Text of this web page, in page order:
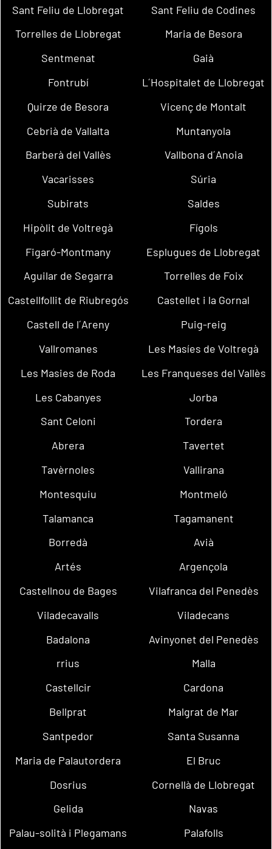
Sant Feliu de Llobregat
Sant Feliu de Codines
Torrelles de Llobregat
Maria de Besora
Sentmenat
Gaià
Fontrubí
L´Hospitalet de Llobregat
Quirze de Besora
Vicenç de Montalt
Cebrià de Vallalta
Muntanyola
Barberà del Vallès
Vallbona d´Anoia
Vacarisses
Súria
Subirats
Saldes
Hipòlit de Voltregà
Fígols
Figaró-Montmany
Esplugues de Llobregat
Aguilar de Segarra
Torrelles de Foix
Castellfollit de Riubregós
Castellet i la Gornal
Castell de l´Areny
Puig-reig
Vallromanes
Les Masíes de Voltregà
Les Masies de Roda
Les Franqueses del Vallès
Les Cabanyes
Jorba
Sant Celoni
Tordera
Abrera
Tavertet
Tavèrnoles
Vallirana
Montesquiu
Montmeló
Talamanca
Tagamanent
Borredà
Avià
Artés
Argençola
Castellnou de Bages
Vilafranca del Penedès
Viladecavalls
Viladecans
Badalona
Avinyonet del Penedès
rrius
Malla
Castellcir
Cardona
Bellprat
Malgrat de Mar
Santpedor
Santa Susanna
Maria de Palautordera
El Bruc
Dosrius
Cornellà de Llobregat
Gelida
Navas
Palau-solità i Plegamans
Palafolls